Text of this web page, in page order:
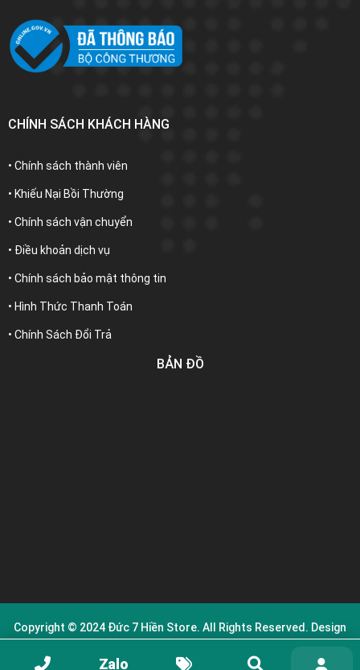
CHÍNH SÁCH KHÁCH HÀNG
• Chính sách thành viên
• Khiếu Nại Bồi Thường
• Chính sách vận chuyển
• Điều khoản dịch vụ
• Chính sách bảo mật thông tin
• Hình Thức Thanh Toán
• Chính Sách Đổi Trả
BẢN ĐỒ
Copyright © 2024 Đức 7 Hiền Store. All Rights Reserved. Design
Zalo